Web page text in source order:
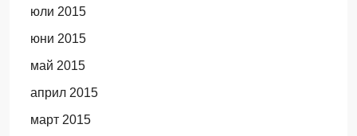
юли 2015
юни 2015
май 2015
април 2015
март 2015